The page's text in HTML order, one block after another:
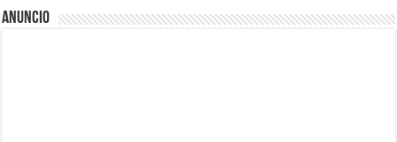
Anuncio